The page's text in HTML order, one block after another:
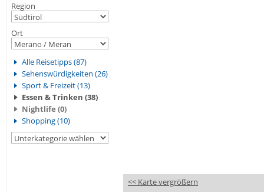
Region
Ort
Alle Reisetipps (87)
Sehenswürdigkeiten (26)
Sport & Freizeit (13)
Essen & Trinken (38)
Nightlife (0)
Shopping (10)
<< Karte vergrößern